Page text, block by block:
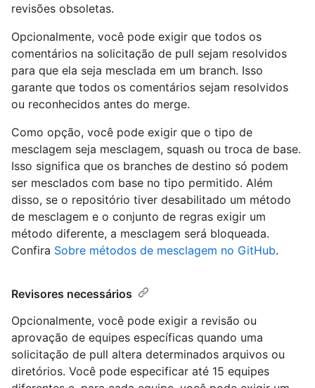
revisões obsoletas.
Opcionalmente, você pode exigir que todos os
comentários na solicitação de pull sejam resolvidos
para que ela seja mesclada em um branch. Isso
garante que todos os comentários sejam resolvidos
ou reconhecidos antes do merge.
Como opção, você pode exigir que o tipo de
mesclagem seja mesclagem, squash ou troca de base.
Isso significa que os branches de destino só podem
ser mesclados com base no tipo permitido. Além
disso, se o repositório tiver desabilitado um método
de mesclagem e o conjunto de regras exigir um
método diferente, a mesclagem será bloqueada.
Confira Sobre métodos de mesclagem no GitHub.
Revisores necessários
Opcionalmente, você pode exigir a revisão ou
aprovação de equipes específicas quando uma
solicitação de pull altera determinados arquivos ou
diretórios. Você pode especificar até 15 equipes